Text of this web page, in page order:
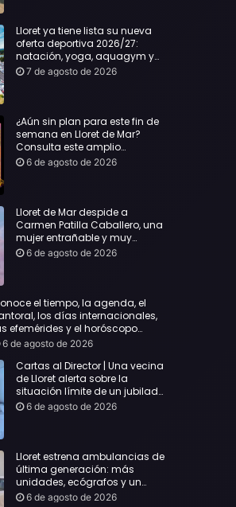
Lloret ya tiene lista su nueva
oferta deportiva 2026/27:
natación, yoga, aquagym y
decenas de actividades para
7 de agosto de 2026
¿Aún sin plan para este fin de
semana en Lloret de Mar?
Consulta este amplio
recopilatorio de planes:
6 de agosto de 2026
Lloret de Mar despide a
Carmen Patilla Caballero, una
mujer entrañable y muy
querida
6 de agosto de 2026
el tiempo, la agenda, el
los días internacionales,
efemérides y el horóscopo…
6 de agosto de 2026
Cartas al Director | Una vecina
de Lloret alerta sobre la
situación límite de un jubilado
de 65 años y pide una
6 de agosto de 2026
Lloret estrena ambulancias de
última generación: más
unidades, ecógrafos y un
servicio reforzado las 24 horas
6 de agosto de 2026